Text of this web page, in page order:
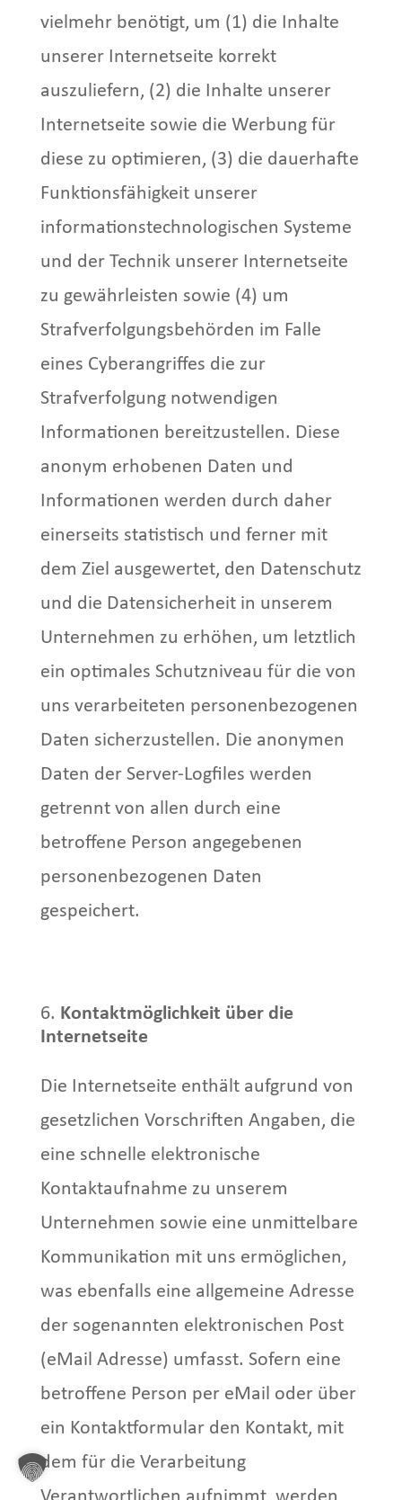
vielmehr benötigt, um (1) die Inhalte
unserer Internetseite korrekt
auszuliefern, (2) die Inhalte unserer
Internetseite sowie die Werbung für
diese zu optimieren, (3) die dauerhafte
Funktionsfähigkeit unserer
informationstechnologischen Systeme
und der Technik unserer Internetseite
zu gewährleisten sowie (4) um
Strafverfolgungsbehörden im Falle
eines Cyberangriffes die zur
Strafverfolgung notwendigen
Informationen bereitzustellen. Diese
anonym erhobenen Daten und
Informationen werden durch daher
einerseits statistisch und ferner mit
dem Ziel ausgewertet, den Datenschutz
und die Datensicherheit in unserem
Unternehmen zu erhöhen, um letztlich
ein optimales Schutzniveau für die von
uns verarbeiteten personenbezogenen
Daten sicherzustellen. Die anonymen
Daten der Server-Logfiles werden
getrennt von allen durch eine
betroffene Person angegebenen
personenbezogenen Daten
gespeichert.
Kontaktmöglichkeit über die
Internetseite
Die Internetseite enthält aufgrund von
gesetzlichen Vorschriften Angaben, die
eine schnelle elektronische
Kontaktaufnahme zu unserem
Unternehmen sowie eine unmittelbare
Kommunikation mit uns ermöglichen,
was ebenfalls eine allgemeine Adresse
der sogenannten elektronischen Post
(eMail Adresse) umfasst. Sofern eine
betroffene Person per eMail oder über
ein Kontaktformular den Kontakt, mit
dem für die Verarbeitung